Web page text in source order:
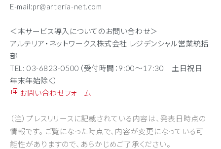
E-mail:pr@arteria-net.com
＜本サービス導入についてのお問い合わせ＞
アルテリア・ネットワークス株式会社 レジデンシャル営業統括
部
TEL: 03-6823-0500（受付時間： 9:00～17:30 土日祝日
年末年始除く）
お問い合わせフォーム
（注）プレスリリースに記載されている内容は、発表日時点の
情報です。 ご覧になった時点で、内容が変更になっている可
能性がありますので、あらかじめご了承ください。